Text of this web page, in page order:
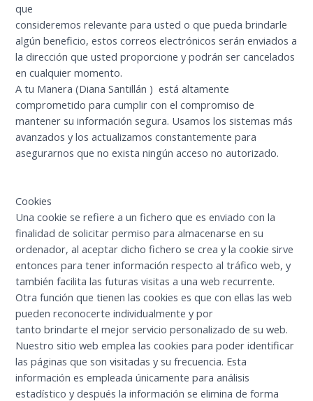
que
consideremos relevante para usted o que pueda brindarle
algún beneficio, estos correos electrónicos serán enviados a
la dirección que usted proporcione y podrán ser cancelados
en cualquier momento.
A tu Manera (Diana Santillán ) está altamente
comprometido para cumplir con el compromiso de
mantener su información segura. Usamos los sistemas más
avanzados y los actualizamos constantemente para
asegurarnos que no exista ningún acceso no autorizado.
Cookies
Una cookie se refiere a un fichero que es enviado con la
finalidad de solicitar permiso para almacenarse en su
ordenador, al aceptar dicho fichero se crea y la cookie sirve
entonces para tener información respecto al tráfico web, y
también facilita las futuras visitas a una web recurrente.
Otra función que tienen las cookies es que con ellas las web
pueden reconocerte individualmente y por
tanto brindarte el mejor servicio personalizado de su web.
Nuestro sitio web emplea las cookies para poder identificar
las páginas que son visitadas y su frecuencia. Esta
información es empleada únicamente para análisis
estadístico y después la información se elimina de forma